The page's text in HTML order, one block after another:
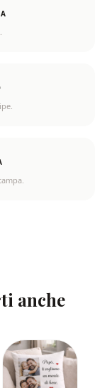
anche